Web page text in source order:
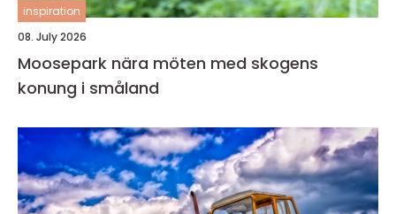
inspiration
08. July 2026
Moosepark nära möten med skogens
konung i småland